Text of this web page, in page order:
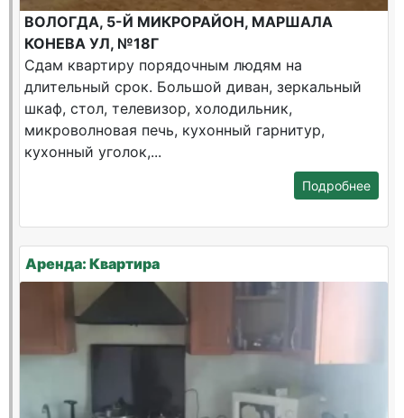
ВОЛОГДА, 5-Й МИКРОРАЙОН, МАРШАЛА
КОНЕВА УЛ, №18Г
Сдам квартиру порядочным людям на
длительный срок. Большой диван, зеркальный
шкаф, стол, телевизор, холодильник,
микроволновая печь, кухонный гарнитур,
кухонный уголок,...
Подробнее
Аренда: Квартира